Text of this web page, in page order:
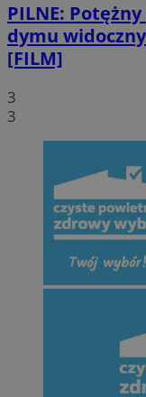
PILNE:
dymu
[FILM]
3
3